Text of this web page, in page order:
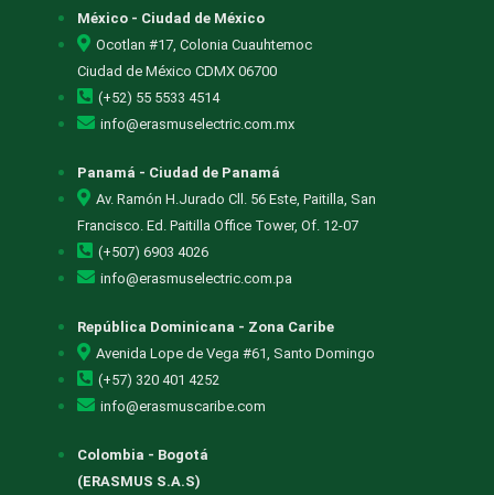
México - Ciudad de México
Ocotlan #17, Colonia Cuauhtemoc
Ciudad de México CDMX 06700
(+52) 55 5533 4514
info@erasmuselectric.com.mx
Panamá - Ciudad de Panamá
Av. Ramón H.Jurado Cll. 56 Este, Paitilla, San
Francisco. Ed. Paitilla Office Tower, Of. 12-07
(+507) 6903 4026
info@erasmuselectric.com.pa
República Dominicana - Zona Caribe
Avenida Lope de Vega #61, Santo Domingo
(+57) 320 401 4252
info@erasmuscaribe.com
Colombia - Bogotá
(ERASMUS S.A.S)